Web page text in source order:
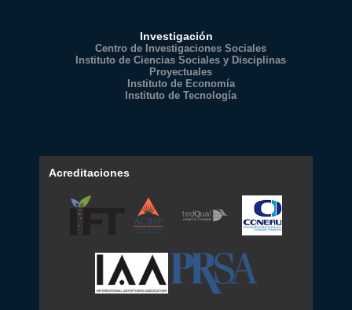
Investigación
Centro de Investigaciones Sociales
Instituto de Ciencias Sociales y Disciplinas
Proyectuales
Instituto de Economía
Instituto de Tecnología
Acreditaciones